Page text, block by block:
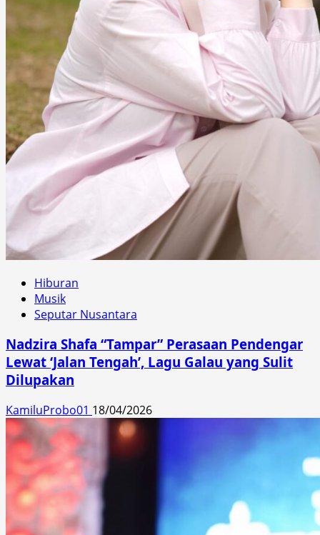
Hiburan
Musik
Seputar Nusantara
Nadzira Shafa “Tampar” Perasaan Pendengar
Lewat ‘Jalan Tengah’, Lagu Galau yang Sulit
Dilupakan
KamiluProbo01 18/04/2026